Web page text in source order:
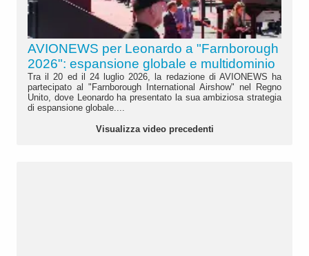
AVIONEWS per Leonardo a "Farnborough
2026": espansione globale e multidominio
Tra il 20 ed il 24 luglio 2026, la redazione di AVIONEWS ha
partecipato al "Farnborough International Airshow" nel Regno
Unito, dove Leonardo ha presentato la sua ambiziosa strategia
di espansione globale....
Visualizza video precedenti